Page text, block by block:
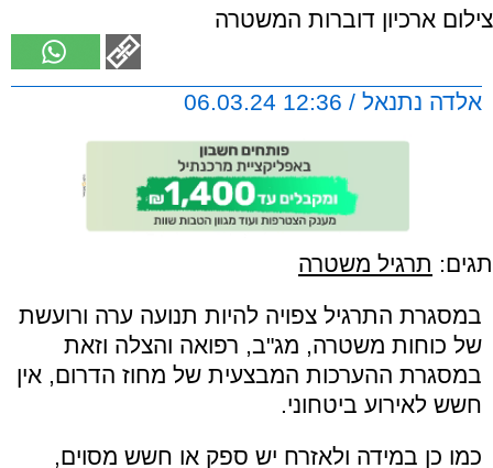
צילום ארכיון דוברות המשטרה
אלדה נתנאל / 12:36 06.03.24
תגים: תרגיל משטרה
במסגרת התרגיל צפויה להיות תנועה ערה ורועשת
של כוחות משטרה, מג"ב, רפואה והצלה וזאת
במסגרת ההערכות המבצעית של מחוז הדרום, אין
חשש לאירוע ביטחוני.
כמו כן במידה ולאזרח יש ספק או חשש מסוים,